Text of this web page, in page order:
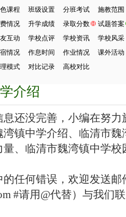
课程 班级设置 分班考试
施教范围
情况 升学成绩 录取分数
试题答案
互动 学校点评 学校资讯
学校风采
情况 作息时间 作业情况
课外活动
模式 对比记录 高校对比
介绍
还没完善，小编在努力
镇中学介绍、临清市
、临清市魏湾镇中学
任何错误，欢迎发送邮
#请用@代替）与我们